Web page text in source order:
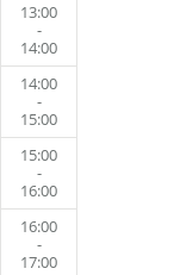
13:00
-
14:00
14:00
-
15:00
15:00
-
16:00
16:00
-
17:00